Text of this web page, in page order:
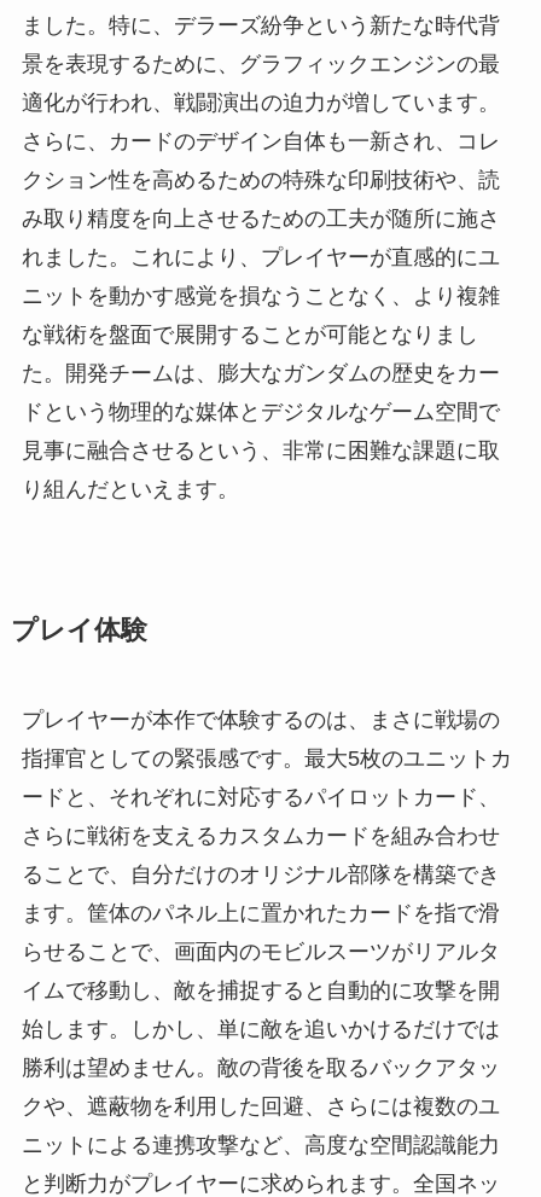
ました。特に、デラーズ紛争という新たな時代背
景を表現するために、グラフィックエンジンの最
適化が行われ、戦闘演出の迫力が増しています。
さらに、カードのデザイン自体も一新され、コレ
クション性を高めるための特殊な印刷技術や、読
み取り精度を向上させるための工夫が随所に施さ
れました。これにより、プレイヤーが直感的にユ
ニットを動かす感覚を損なうことなく、より複雑
な戦術を盤面で展開することが可能となりまし
た。開発チームは、膨大なガンダムの歴史をカー
ドという物理的な媒体とデジタルなゲーム空間で
見事に融合させるという、非常に困難な課題に取
り組んだといえます。
プレイ体験
プレイヤーが本作で体験するのは、まさに戦場の
指揮官としての緊張感です。最大5枚のユニットカ
ードと、それぞれに対応するパイロットカード、
さらに戦術を支えるカスタムカードを組み合わせ
ることで、自分だけのオリジナル部隊を構築でき
ます。筐体のパネル上に置かれたカードを指で滑
らせることで、画面内のモビルスーツがリアルタ
イムで移動し、敵を捕捉すると自動的に攻撃を開
始します。しかし、単に敵を追いかけるだけでは
勝利は望めません。敵の背後を取るバックアタッ
クや、遮蔽物を利用した回避、さらには複数のユ
ニットによる連携攻撃など、高度な空間認識能力
と判断力がプレイヤーに求められます。全国ネッ